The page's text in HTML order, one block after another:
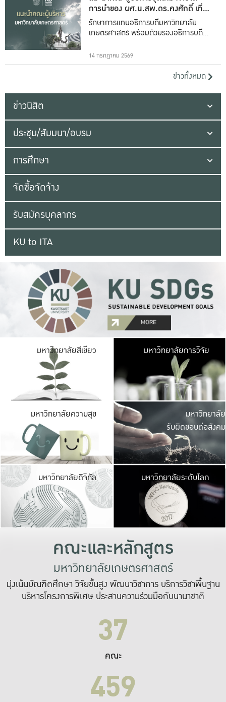
การนำของ ผศ.น.สพ.ดร.คงศักดิ์ เที่ยง
ธรรม
รักษาการแทนอธิการบดีมหาวิทยาลัย
เกษตรศาสตร์ พร้อมด้วยรองอธิการบดีทั้ง
14 กรกฎาคม 2569
ข่าวทั้งหมด
ข่าวนิสิต
ประชุม/สัมมนา/อบรม
การศึกษา
จัดซื้อจัดจ้าง
รับสมัครบุคลากร
KU to ITA
มหาวิทยาลัยสีเขียว มหาวิ
มีพื้นที่เขียวสดใส
เป็นป่าในเมือง เกษต
มหาวิทยาลัยการวิจัย
มหาวิทยาลัยความสุข มหาวิ
ค
เปิดประ
และพบเรื่องราวใ
มหาวิทยาลัย
รับผิดชอบต่อสังคม
มหาวิทยาลัยดิจิทัล มหาวิ
เปลี่ยนแปลง แล
เพื่อทำง
ระบบสารสนเทศ
มหาวิทยาลัยระดับโลก
คณะและหลักสูตร
มหาวิทยาลัยเกษตรศาสตร์
มุ่งเน้นบัณฑิตศึกษา วิจัยขั้นสูง พัฒนาวิชาการ บริการวิชาพื้นฐาน
บริหารโครงการพิเศษ ประสานความร่วมมือกับนานาชาติ
37
คณะ
459